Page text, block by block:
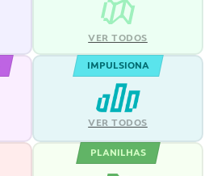
VER TODOS
IMPULSIONA
VER TODOS
PLANILHAS